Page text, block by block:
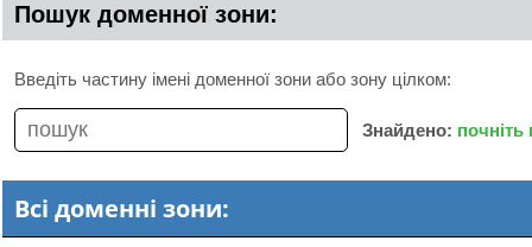
Пошук доменної зони:
Введіть частину імені доменної зони або зону цілком:
Знайдено:
Всі доменні зони: